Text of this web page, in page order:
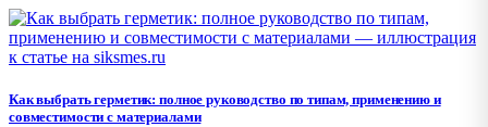
Как выбрать герметик: полное руководство по типам, применению и
совместимости с материалами